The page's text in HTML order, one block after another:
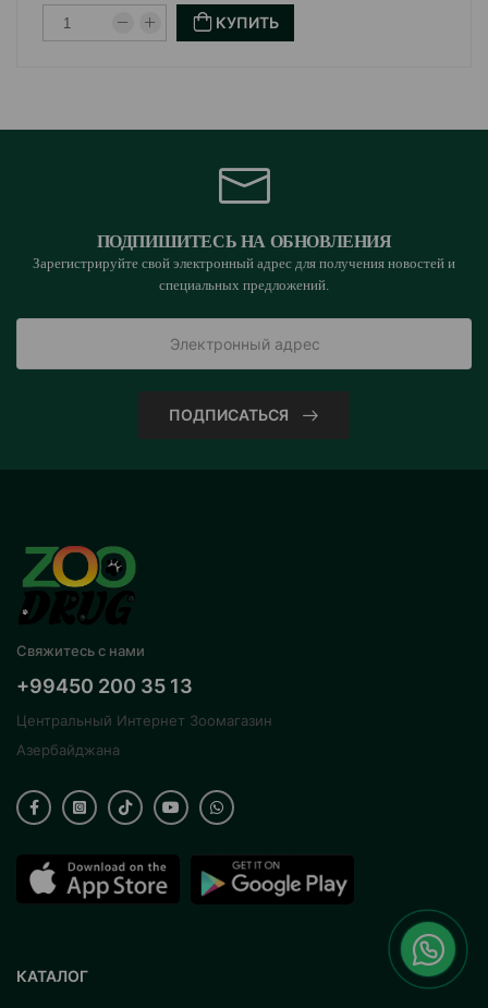
КУПИТЬ
ПОДПИШИТЕСЬ НА ОБНОВЛЕНИЯ
Зарегистрируйте свой электронный адрес для получения новостей и
специальных предложений.
ПОДПИСАТЬСЯ
Свяжитесь с нами
+99450 200 35 13
Центральный Интернет Зоомагазин
Азербайджана
КАТАЛОГ